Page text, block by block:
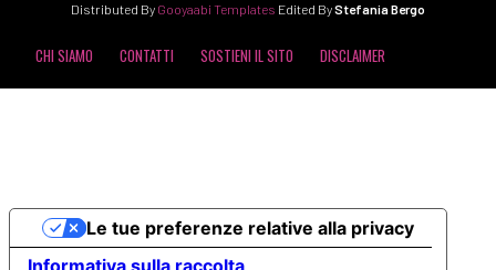
Distributed By Gooyaabi Templates Edited ByStefania Bergo
CHI SIAMO CONTATTI SOSTIENI IL SITO DISCLAIMER
Le tue preferenze relative alla privacy